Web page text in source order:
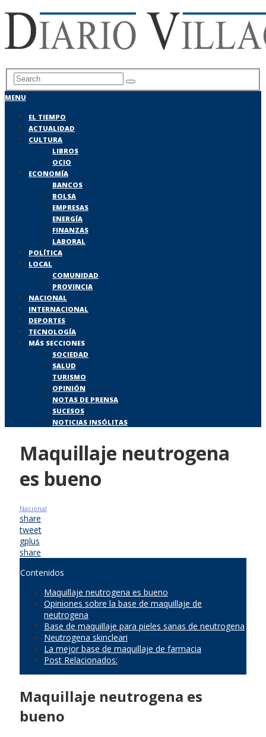
MENU
EL TIEMPO
ACTUALIDAD
CULTURA
LIBROS
OCIO
ECONOMÍA
BANCOS
BOLSA
EMPRESAS
ENERGÍA
FINANZAS
LABORAL
POLÍTICA
LOCAL
COMUNIDAD
PROVINCIA
NACIONAL
INTERNACIONAL
DEPORTES
TECNOLOGÍA
MÁS SECCIONES
SOCIEDAD
SALUD
TURISMO
OPINIÓN
NOTAS DE PRENSA
SUCESOS
NOTICIAS INSÓLITAS
Maquillaje neutrogena
es bueno
Nacional
share
tweet
gplus
share
Contenidos
Maquillaje neutrogena es bueno
Opiniones sobre la base de maquillaje de
neutrogena
Base de maquillaje para pieles sanas de neutrogena
Neutrogena skincleari
La mejor base de maquillaje de farmacia
Post Relacionados:
Maquillaje neutrogena es
bueno